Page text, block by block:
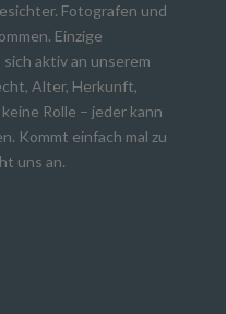
Fotografen und
Einzige
aktiv an unserem
Alter, Herkunft,
Rolle – jeder kann
Kommt einfach mal zu
uns an.